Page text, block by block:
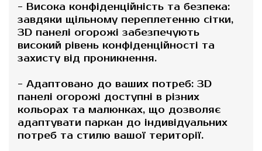
- Висока конфіденційність та безпека:
завдяки щільному переплетенню сітки,
3D панелі огорожі забезпечують
високий рівень конфіденційності та
захисту від проникнення.
- Адаптовано до ваших потреб: 3D
панелі огорожі доступні в різних
кольорах та малюнках, що дозволяє
адаптувати паркан до індивідуальних
потреб та стилю вашої території.